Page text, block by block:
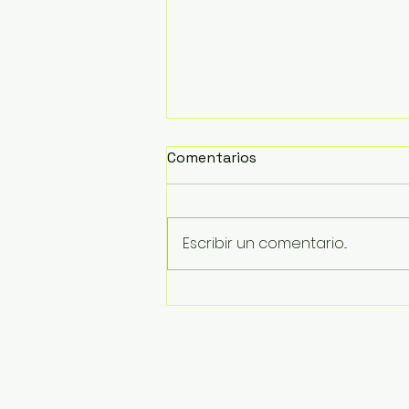
Comentarios
Escribir un comentario...